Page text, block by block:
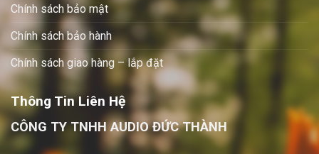
Chính sách bảo mật
Chính sách bảo hành
Chính sách giao hàng – lắp đặt
Thông Tin Liên Hệ
CÔNG TY TNHH AUDIO ĐỨC THÀNH